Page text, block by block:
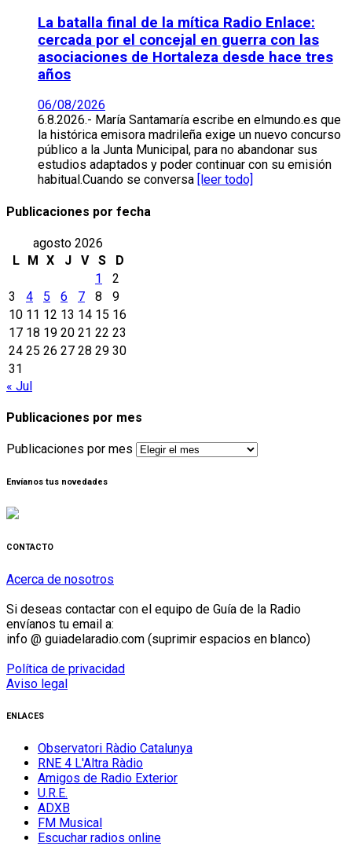
La batalla final de la mítica Radio Enlace:
cercada por el concejal en guerra con las
asociaciones de Hortaleza desde hace tres
años
06/08/2026
6.8.2026.- María Santamaría escribe en elmundo.es que
la histórica emisora madrileña exige un nuevo concurso
público a la Junta Municipal, para no abandonar sus
estudios adaptados y poder continuar con su emisión
habitual.Cuando se conversa
[leer todo]
Publicaciones por fecha
agosto 2026
L
M X J V S
D
1
2
3
4 5 6 7 8
9
10 11 12 13 14 15 16
17 18 19 20 21 22 23
24 25 26 27 28 29 30
31
« Jul
Publicaciones por mes
Publicaciones por mes
Envíanos tus novedades
CONTACTO
Acerca de nosotros
Si deseas contactar con el equipo de Guía de la Radio
envíanos tu email a:
info @ guiadelaradio.com (suprimir espacios en blanco)
Política de privacidad
Aviso legal
ENLACES
Observatori Ràdio Catalunya
RNE 4 L'Altra Ràdio
Amigos de Radio Exterior
U.R.E.
ADXB
FM Musical
Escuchar radios online